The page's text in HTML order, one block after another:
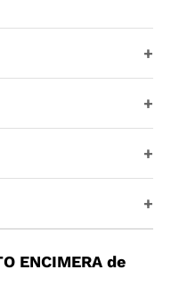
ENCIMERA de